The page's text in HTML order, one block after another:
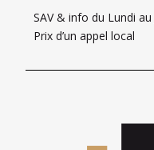
SAV & info du Lundi au
Prix d’un appel local